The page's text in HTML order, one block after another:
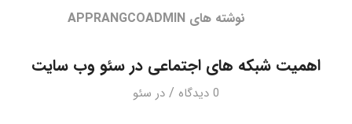
نوشته های APPRANGCOADMIN
اهمیت شبکه های اجتماعی در سئو وب سایت
0 دیدگاه / در سئو